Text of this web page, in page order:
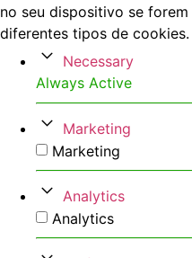
no seu dispositivo se
diferentes tipos de
Necessary
Always Active
Marketing
Marketing
Analytics
Analytics